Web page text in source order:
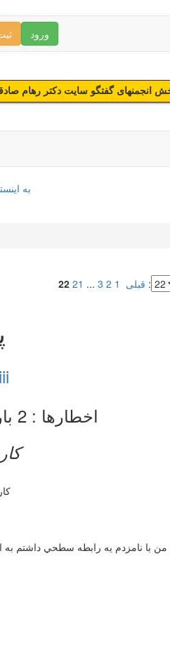
ورود
انجمنهای گفتگو سایت دکتر رهام
: قبلی 1
2
3
...
21
22
با نامزدم يه رابطه سطحي داشتم